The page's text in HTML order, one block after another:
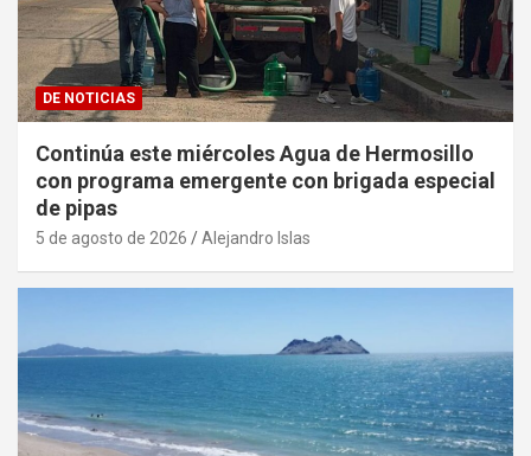
DE NOTICIAS
Continúa este miércoles Agua de Hermosillo
con programa emergente con brigada especial
de pipas
5 de agosto de 2026 Alejandro Islas